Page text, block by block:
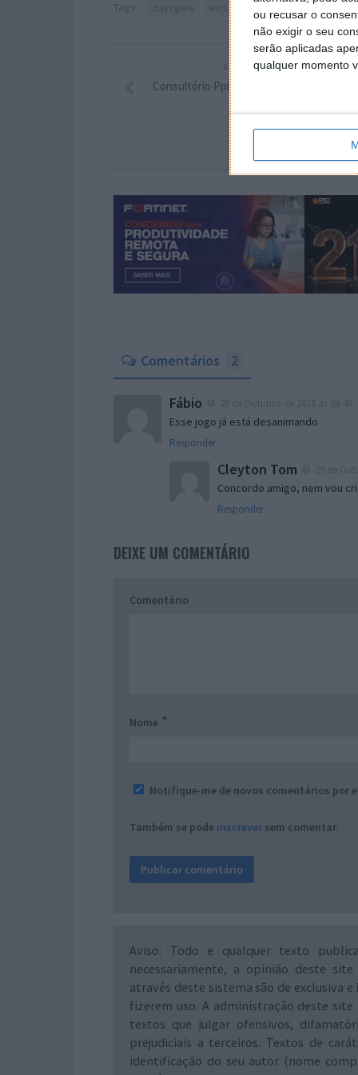
ou recusar o
não exigir o seu
serão aplicadas
qualquer momento
Tags: exclusivo Playstation 4
ARTIGO ANTERIOR
Consultório Pplware – Esclareça aqui as
Comentários 2
Fábio
Esse jogo já está desanimando
Responder
Cleyton Tom
Concordo amigo, nem vou
Responder
DEIXE UM COMENTÁRIO
Comentário
Nome *
Notifique-me de novos comentários por
Também se pode inscrever sem comentar.
Aviso: Todo e qualquer texto
necessariamente, a opinião deste
através deste sistema são de exclusiva
fizerem uso. A administração deste
textos que julgar ofensivos,
prejudiciais a terceiros. Textos de
identificação do seu autor (nome